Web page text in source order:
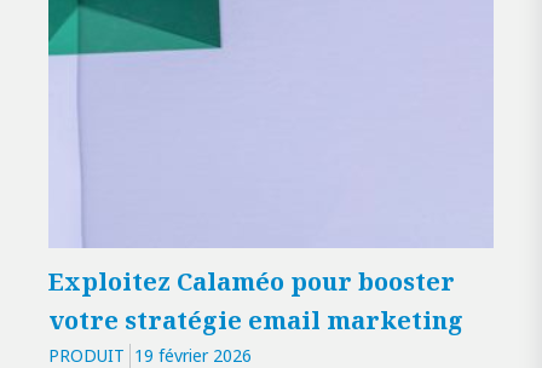
Exploitez Calaméo pour booster
votre stratégie email marketing
PRODUIT 19 février 2026